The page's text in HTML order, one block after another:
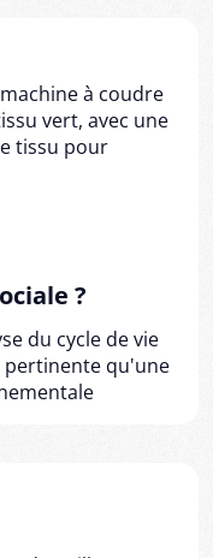
?
du cycle de vie
pertinente qu'une